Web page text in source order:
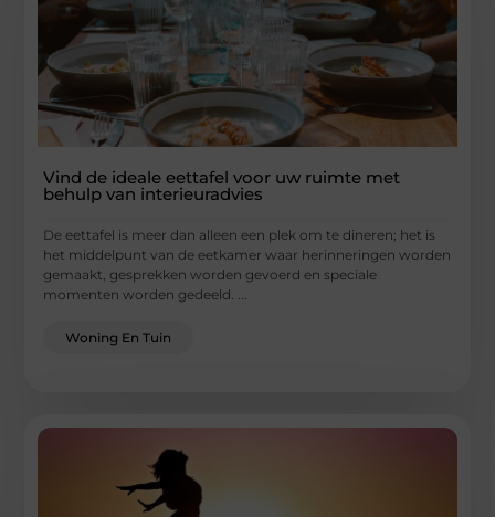
Vind de ideale eettafel voor uw ruimte met
behulp van interieuradvies
De eettafel is meer dan alleen een plek om te dineren; het is
het middelpunt van de eetkamer waar herinneringen worden
gemaakt, gesprekken worden gevoerd en speciale
momenten worden gedeeld. ...
Woning En Tuin